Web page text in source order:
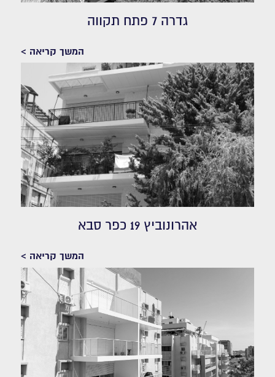
גדרה 7 פתח תקווה
המשך קריאה >
אהרונוביץ 19 כפר סבא
המשך קריאה >